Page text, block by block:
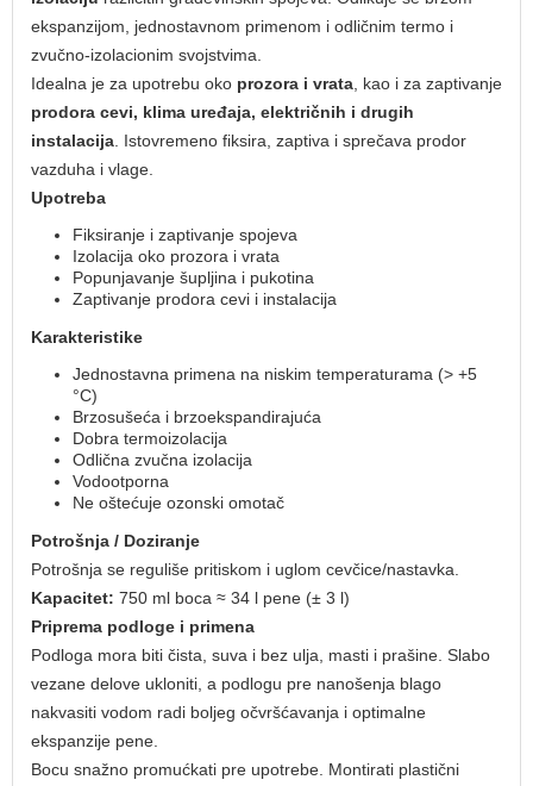
ekspanzijom, jednostavnom primenom i odličnim termo i
zvučno-izolacionim svojstvima.
Idealna je za upotrebu oko prozora i vrata , kao i za zaptivanje
prodora cevi, klima uređaja, električnih i drugih
instalacija . Istovremeno fiksira, zaptiva i sprečava prodor
vazduha i vlage.
Upotreba
Fiksiranje i zaptivanje spojeva
Izolacija oko prozora i vrata
Popunjavanje šupljina i pukotina
Zaptivanje prodora cevi i instalacija
Karakteristike
Jednostavna primena na niskim temperaturama (> +5
°C)
Brzosušeća i brzoekspandirajuća
Dobra termoizolacija
Odlična zvučna izolacija
Vodootporna
Ne oštećuje ozonski omotač
Potrošnja / Doziranje
Potrošnja se reguliše pritiskom i uglom cevčice/nastavka.
Kapacitet: 750 ml boca ≈ 34 l pene (± 3 l)
Priprema podloge i primena
Podloga mora biti čista, suva i bez ulja, masti i prašine. Slabo
vezane delove ukloniti, a podlogu pre nanošenja blago
nakvasiti vodom radi boljeg očvršćavanja i optimalne
ekspanzije pene.
Bocu snažno promućkati pre upotrebe. Montirati plastični